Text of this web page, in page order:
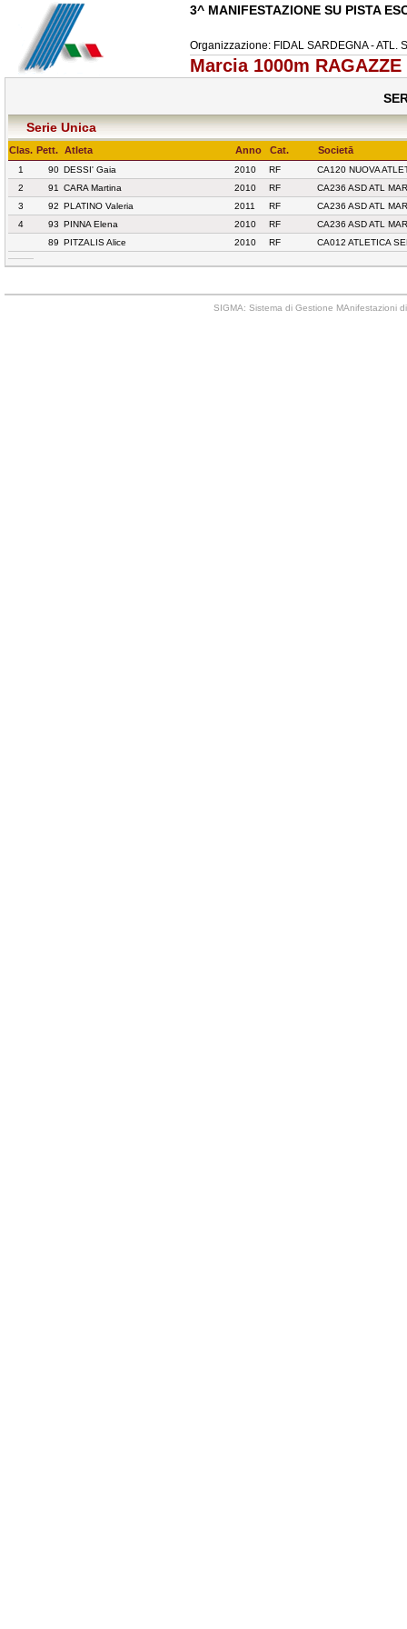
3^ MANIFESTAZIONE SU PISTA
Organizzazione: FIDAL SARDEGNA - ATL.
Marcia 1000m RAGAZZE
Serie Unica
Clas. Pett. Atleta Anno Cat. Societā
1 90 DESSI' Gaia 2010 RF
CA120 NUOVA
2
91 CARA Martina 2010 RF
CA236 ASD ATL
3
92 PLATINO Valeria 2011 RF
CA236 ASD ATL
4
93 PINNA Elena 2010 RF
CA236 ASD ATL
89 PITZALIS Alice 2010 RF CA012 ATLETICA
SIGMA: Sistema di Gestione MAnifestazioni